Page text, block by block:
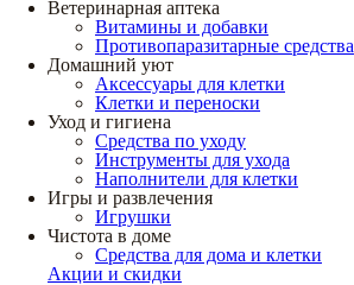
Ветеринарная аптека
Витамины и добавки
Противопаразитарные средства
Домашний уют
Аксессуары для клетки
Клетки и переноски
Уход и гигиена
Средства по уходу
Инструменты для ухода
Наполнители для клетки
Игры и развлечения
Игрушки
Чистота в доме
Средства для дома и клетки
Акции и скидки